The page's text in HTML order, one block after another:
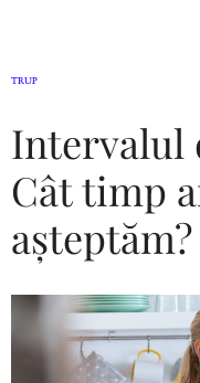
TRUP
Intervalul
Cât timp
așteptăm?